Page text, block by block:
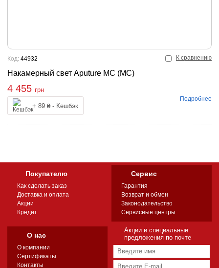
К сравнению
Накамерный свет Aputure MC (MC)
Код: 44932
4 455 грн
+ 89 ₴ - Кешбэк
Подробнее
Покупателю
Как сделать заказ
Доставка и оплата
Акции
Кредит
Сервис
Гарантия
Возврат и обмен
Законодательство
Сервисные центры
О нас
О компании
Сертификаты
Контакты
Акции и специальные
предложения по почте